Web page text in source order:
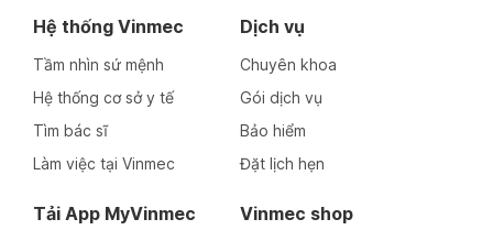
Hệ thống Vinmec
Tầm nhìn sứ mệnh
Hệ thống cơ sở y tế
Tìm bác sĩ
Làm việc tại Vinmec
Dịch vụ
Chuyên khoa
Gói dịch vụ
Bảo hiểm
Đặt lịch hẹn
Tải App MyVinmec Vinmec shop